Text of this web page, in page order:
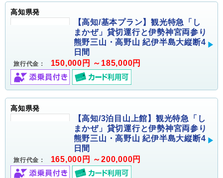
高知県発
【高知/基本プラン】観光特急「し
まかぜ」貸切運行と伊勢神宮両参り
熊野三山・高野山 紀伊半島大縦断4
日間
旅行代金： 150,000円 ～185,000円
高知県発
【高知/3泊目山上館】観光特急「し
まかぜ」貸切運行と伊勢神宮両参り
熊野三山・高野山 紀伊半島大縦断4
日間
旅行代金： 165,000円 ～200,000円